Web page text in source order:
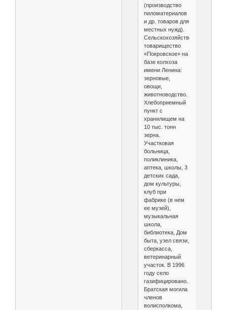
(производство
пиломатериалов
и др. товаров для
местных нужд).
Сельскохозяйственное
товарищество
«Покровское» на
базе колхоза
имени Ленина:
зерновые,
овощи,
животноводство.
Хлебоприемный
пункт с
хранилищем на
10 тыс. тонн
зерна.
Участковая
больница,
поликлиника,
аптека, школы, 3
детских сада,
дом культуры,
клуб при
фабрике (в нем
ее музей),
музыкальная
школа,
библиотека, Дом
быта, узел связи,
сберкасса,
ветеринарный
участок. В 1996
году село
газифицировано.
Братская могила
членов
волисполкома,